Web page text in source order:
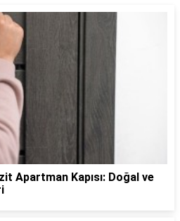
Apartman Kapısı: Doğal ve